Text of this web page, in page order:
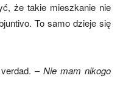
że takie mieszkanie nie
To samo dzieje się
verdad. –Nie mam nikogo